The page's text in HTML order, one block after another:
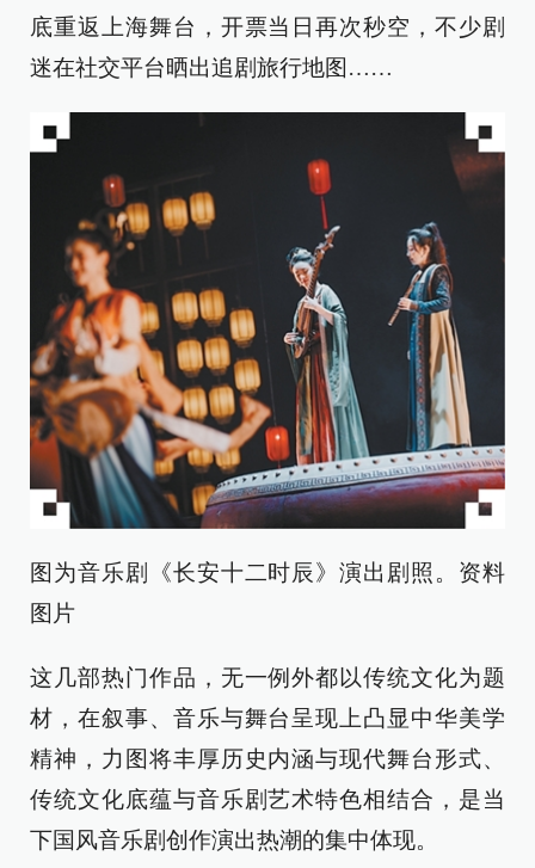
底重返上海舞台，开票当日再次秒空，不少剧
迷在社交平台晒出追剧旅行地图……
图为音乐剧《长安十二时辰》演出剧照。资料
图片
这几部热门作品，无一例外都以传统文化为题
材，在叙事、音乐与舞台呈现上凸显中华美学
精神，力图将丰厚历史内涵与现代舞台形式、
传统文化底蕴与音乐剧艺术特色相结合，是当
下国风音乐剧创作演出热潮的集中体现。